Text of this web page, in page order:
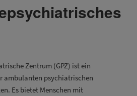
ambulante Angebote
Zentrum (GPZ) ist ein
ambulanten psychiatrischen
Es bietet Menschen mit